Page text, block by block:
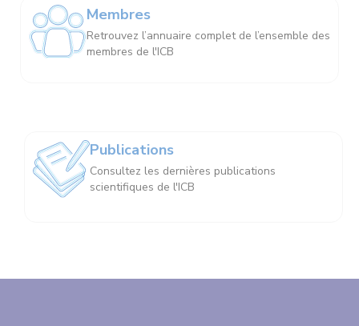
Membres
Retrouvez l’annuaire complet de l’ensemble des
membres de l'ICB
Publications
Consultez les dernières publications
scientifiques de l'ICB